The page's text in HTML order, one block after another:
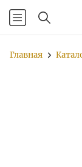
Главная